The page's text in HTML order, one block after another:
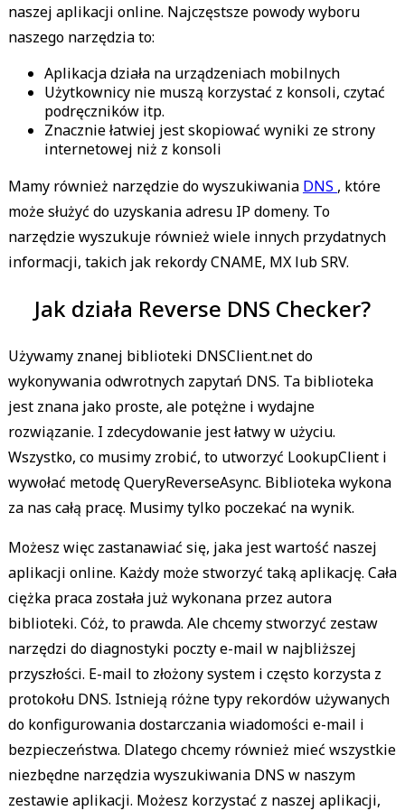
naszej aplikacji online. Najczęstsze powody wyboru
naszego narzędzia to:
Aplikacja działa na urządzeniach mobilnych
Użytkownicy nie muszą korzystać z konsoli, czytać
podręczników itp.
Znacznie łatwiej jest skopiować wyniki ze strony
internetowej niż z konsoli
Mamy również narzędzie do wyszukiwania DNS , które
może służyć do uzyskania adresu IP domeny. To
narzędzie wyszukuje również wiele innych przydatnych
informacji, takich jak rekordy CNAME, MX lub SRV.
Jak działa Reverse DNS Checker?
Używamy znanej biblioteki DNSClient.net do
wykonywania odwrotnych zapytań DNS. Ta biblioteka
jest znana jako proste, ale potężne i wydajne
rozwiązanie. I zdecydowanie jest łatwy w użyciu.
Wszystko, co musimy zrobić, to utworzyć LookupClient i
wywołać metodę QueryReverseAsync. Biblioteka wykona
za nas całą pracę. Musimy tylko poczekać na wynik.
Możesz więc zastanawiać się, jaka jest wartość naszej
aplikacji online. Każdy może stworzyć taką aplikację. Cała
ciężka praca została już wykonana przez autora
biblioteki. Cóż, to prawda. Ale chcemy stworzyć zestaw
narzędzi do diagnostyki poczty e-mail w najbliższej
przyszłości. E-mail to złożony system i często korzysta z
protokołu DNS. Istnieją różne typy rekordów używanych
do konfigurowania dostarczania wiadomości e-mail i
bezpieczeństwa. Dlatego chcemy również mieć wszystkie
niezbędne narzędzia wyszukiwania DNS w naszym
zestawie aplikacji. Możesz korzystać z naszej aplikacji,